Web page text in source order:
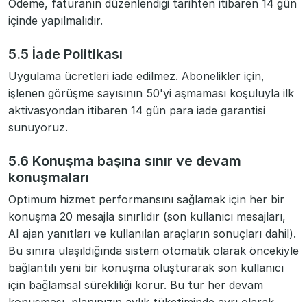
Ödeme, faturanın düzenlendiği tarihten itibaren 14 gün
içinde yapılmalıdır.
5.5 İade Politikası
Uygulama ücretleri iade edilmez. Abonelikler için,
işlenen görüşme sayısının 50'yi aşmaması koşuluyla ilk
aktivasyondan itibaren 14 gün para iade garantisi
sunuyoruz.
5.6 Konuşma başına sınır ve devam
konuşmaları
Optimum hizmet performansını sağlamak için her bir
konuşma 20 mesajla sınırlıdır (son kullanıcı mesajları,
AI ajan yanıtları ve kullanılan araçların sonuçları dahil).
Bu sınıra ulaşıldığında sistem otomatik olarak öncekiyle
bağlantılı yeni bir konuşma oluşturarak son kullanıcı
için bağlamsal sürekliliği korur. Bu tür her devam